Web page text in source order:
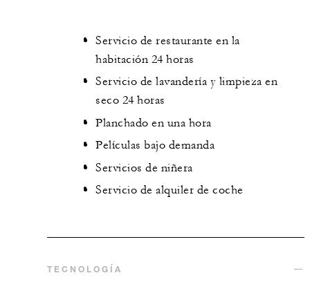
Servicio de restaurante en la
habitación 24 horas
Servicio de lavandería y limpieza en
seco 24 horas
Planchado en una hora
Películas bajo demanda
Servicios de niñera
Servicio de alquiler de coche
TECNOLOGÍA